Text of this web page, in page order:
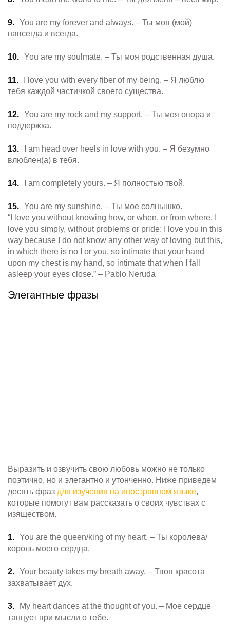
You are my forever and always. – Ты моя (мой)
навсегда и всегда.
You are my soulmate. – Ты моя родственная душа.
I love you with every fiber of my being. – Я люблю
тебя каждой частичкой своего существа.
You are my rock and my support. – Ты моя опора и
поддержка.
I am head over heels in love with you. – Я безумно
влюблен(а) в тебя.
I am completely yours. – Я полностью твой.
You are my sunshine. – Ты мое солнышко.
“I love you without knowing how, or when, or from where. I
love you simply, without problems or pride: I love you in this
way because I do not know any other way of loving but this,
in which there is no I or you, so intimate that your hand
upon my chest is my hand, so intimate that when I fall
asleep your eyes close.” – Pablo Neruda
Элегантные фразы
Выразить и озвучить свою любовь можно не только
поэтично, но и элегантно и утонченно. Ниже приведем
десять фраз для изучения на иностранном языке,
которые помогут вам рассказать о своих чувствах с
изяществом.
You are the queen/king of my heart. – Ты королева/
король моего сердца.
Your beauty takes my breath away. – Твоя красота
захватывает дух.
My heart dances at the thought of you. – Мое сердце
танцует при мысли о тебе.